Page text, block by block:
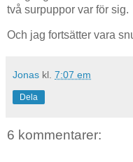
två surpuppor var för sig.
Och jag fortsätter vara
Jonas kl. 7:07 em
Dela
6 kommentarer: